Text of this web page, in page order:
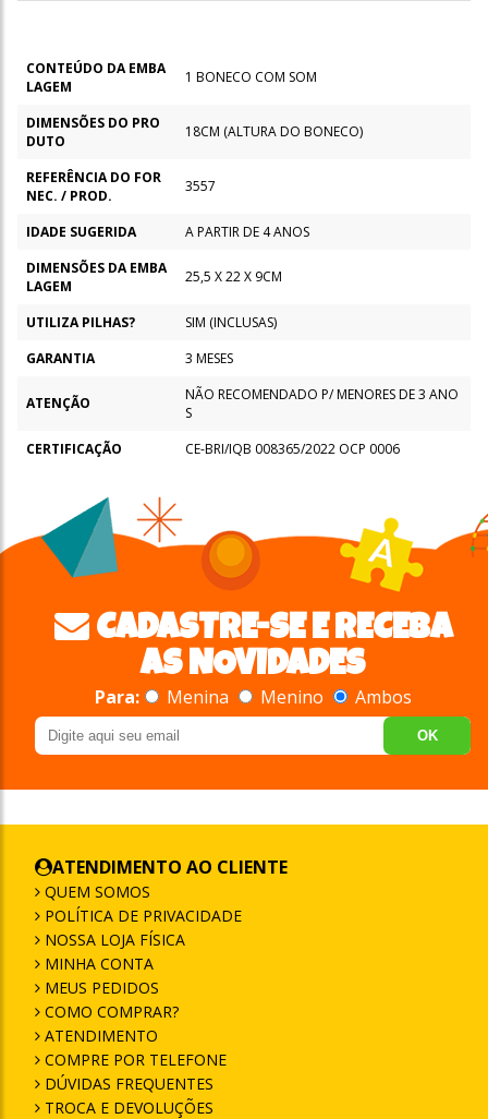
CONTEÚDO DA EMBA
LAGEM
1 BONECO COM SOM
DIMENSÕES DO PRO
DUTO
18CM (ALTURA DO BONECO)
REFERÊNCIA DO FOR
NEC. / PROD.
3557
IDADE SUGERIDA
A PARTIR DE 4 ANOS
DIMENSÕES DA EMBA
LAGEM
25,5 X 22 X 9CM
UTILIZA PILHAS?
SIM (INCLUSAS)
GARANTIA
3 MESES
ATENÇÃO
NÃO RECOMENDADO P/ MENORES DE 3 ANO
S
CERTIFICAÇÃO
CE-BRI/IQB 008365/2022 OCP 0006
CADASTRE-SE E RECEBA
AS NOVIDADES
Para: Menina Menino Ambos
OK
ATENDIMENTO AO CLIENTE
QUEM SOMOS
POLÍTICA DE PRIVACIDADE
NOSSA LOJA FÍSICA
MINHA CONTA
MEUS PEDIDOS
COMO COMPRAR?
ATENDIMENTO
COMPRE POR TELEFONE
DÚVIDAS FREQUENTES
TROCA E DEVOLUÇÕES